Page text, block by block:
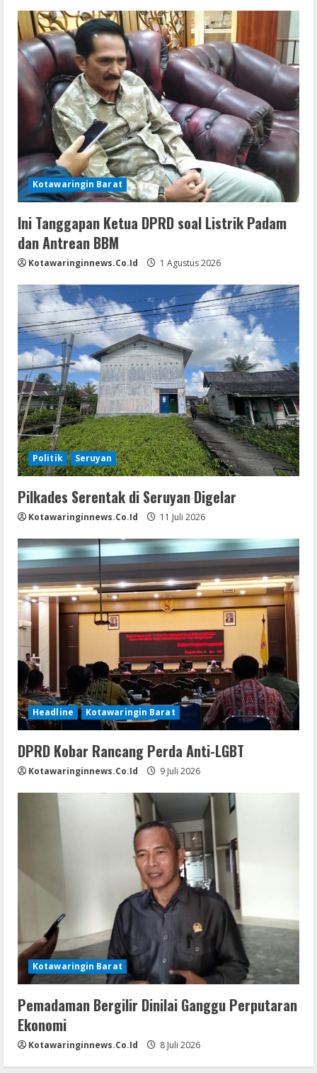
Kotawaringin Barat
Ini Tanggapan Ketua DPRD soal Listrik Padam
dan Antrean BBM
Kotawaringinnews.co.id 1 Agustus 2026
Politik Seruyan
Pilkades Serentak di Seruyan Digelar
Kotawaringinnews.co.id 11 Juli 2026
Headline Kotawaringin Barat
DPRD Kobar Rancang Perda Anti-LGBT
Kotawaringinnews.co.id 9 Juli 2026
Kotawaringin Barat
Pemadaman Bergilir Dinilai Ganggu Perputaran
Ekonomi
Kotawaringinnews.co.id 8 Juli 2026